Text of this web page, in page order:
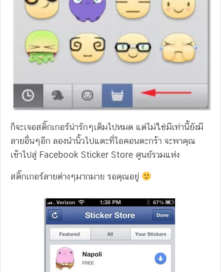
ก็จะเจอสติ๊กเกอร์น่ารักๆเต็มไปหมด แต่ไม่ใช่มีเท่านี้ยังมี
ลายอื่นๆอีก ลองนำนิ้วไปแตะที่ไอคอนตะกร้า จะพาคุณ
เข้าไปสู่ Facebook Sticker Store ศูนย์รวมแห่ง
สติ๊กเกอร์ลายต่างๆมากมาย รอคุณอยู่